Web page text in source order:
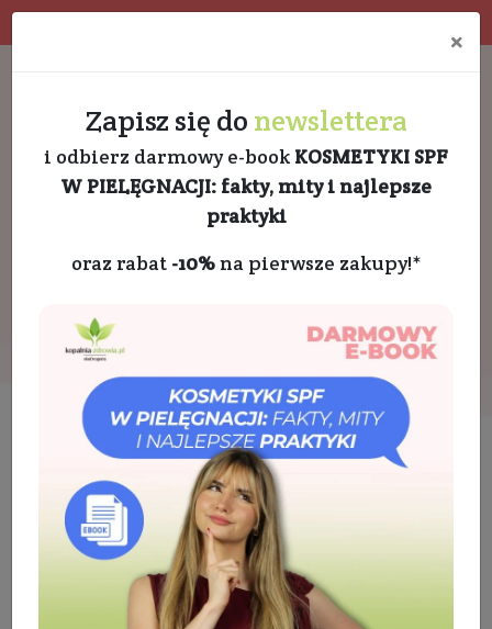
Eko dom Aromaterapia
eteryczne
Cytrynowy olejek eteryczny
×
Zapisz się do newslettera
i odbierz darmowy e-book KOSMETYKI SPF
W PIELĘGNACJI: fakty, mity i najlepsze
praktyki
oraz rabat -10%na pierwsze zakupy!*